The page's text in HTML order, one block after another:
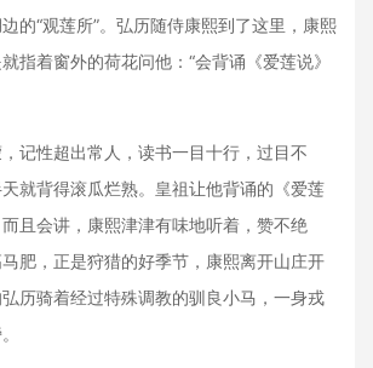
的“观莲所”。弘历随侍康熙到了这里，康熙
指着窗外的荷花问他：“会背诵《爱莲说》
性超出常人，读书一目十行，过目不
就背得滚瓜烂熟。皇祖让他背诵的《爱莲
且会讲，康熙津津有味地听着，赞不绝
肥，正是狩猎的好季节，康熙离开山庄开
历骑着经过特殊调教的驯良小马，一身戎